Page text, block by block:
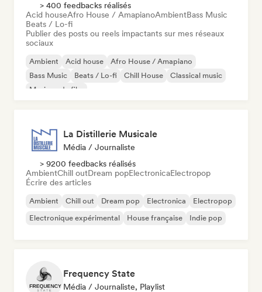
> 400 feedbacks réalisés
Acid houseAfro House / AmapianoAmbientBass Music
Beats / Lo-fi
Publier des posts ou reels impactants sur mes réseaux
sociaux
Ambient Acid house
Afro House / Amapiano
Bass Music
Beats / Lo-fi Chill House
Classical music
Musique de film
La Distillerie Musicale
Média / Journaliste
> 9200 feedbacks réalisés
AmbientChill outDream popElectronicaElectropop
Écrire des articles
Ambient Chill out Dream pop Electronica
Electropop
Electronique expérimental
House française Indie pop
Frequency State
Média / Journaliste, Playlist